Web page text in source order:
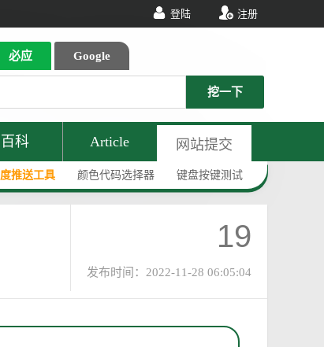
登陆 注册
必应 Google
挖一下
百科 Article 网站提交
推送工具 颜色代码选择器 键盘按键测试
19
发布时间：2022-11-28 06:05:04